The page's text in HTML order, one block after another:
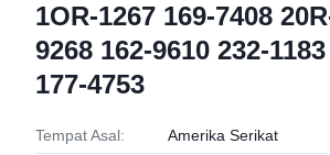
1OR-1267 169-7408
9268 162-9610 232-
177-4753
Tempat Asal: Amerika Serikat